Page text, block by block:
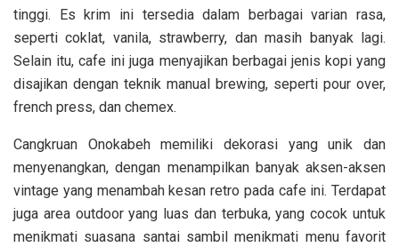
tinggi. Es krim ini tersedia dalam berbagai varian rasa,
seperti coklat, vanila, strawberry, dan masih banyak lagi.
Selain itu, cafe ini juga menyajikan berbagai jenis kopi yang
disajikan dengan teknik manual brewing, seperti pour over,
french press, dan chemex.
Cangkruan Onokabeh memiliki dekorasi yang unik dan
menyenangkan, dengan menampilkan banyak aksen-aksen
vintage yang menambah kesan retro pada cafe ini. Terdapat
juga area outdoor yang luas dan terbuka, yang cocok untuk
menikmati suasana santai sambil menikmati menu favorit